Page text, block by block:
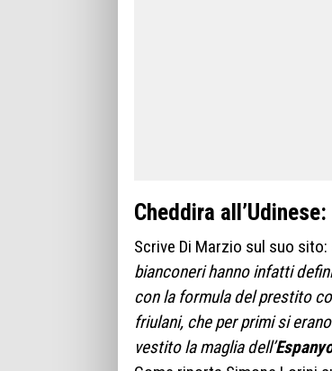
Cheddira all’Udinese:
Scrive Di Marzio sul suo sito:
bianconeri hanno infatti
con la formula del prestito
friulani, che per primi si
vestito la maglia dell’